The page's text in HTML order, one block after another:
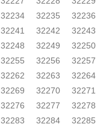
32234 32235
32236
32241 32242
32243
32248 32249
32250
32255 32256
32257
32262 32263
32264
32269 32270
32271
32276 32277
32278
32283 32284
32285